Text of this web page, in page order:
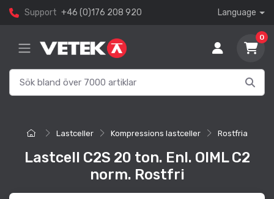
Support +46 (0)176 208 920 Language
0
Lastceller Kompressions lastceller Rostfria
Lastcell C2S 20 ton. Enl. OIML C2
norm. Rostfri